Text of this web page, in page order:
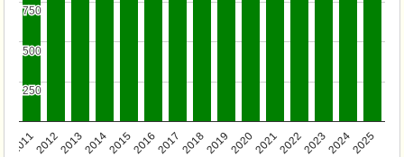
201120122013201420152016201720182019202020212022202320242025
250
250
500
500
750
750